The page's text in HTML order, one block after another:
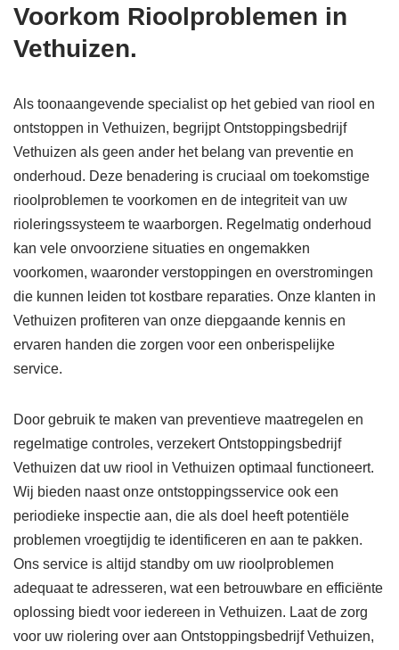
Voorkom Rioolproblemen in
Vethuizen.
Als toonaangevende specialist op het gebied van riool en
ontstoppen in Vethuizen, begrijpt Ontstoppingsbedrijf
Vethuizen als geen ander het belang van preventie en
onderhoud. Deze benadering is cruciaal om toekomstige
rioolproblemen te voorkomen en de integriteit van uw
rioleringssysteem te waarborgen. Regelmatig onderhoud
kan vele onvoorziene situaties en ongemakken
voorkomen, waaronder verstoppingen en overstromingen
die kunnen leiden tot kostbare reparaties. Onze klanten in
Vethuizen profiteren van onze diepgaande kennis en
ervaren handen die zorgen voor een onberispelijke
service.
Door gebruik te maken van preventieve maatregelen en
regelmatige controles, verzekert Ontstoppingsbedrijf
Vethuizen dat uw riool in Vethuizen optimaal functioneert.
Wij bieden naast onze ontstoppingsservice ook een
periodieke inspectie aan, die als doel heeft potentiële
problemen vroegtijdig te identificeren en aan te pakken.
Ons service is altijd standby om uw rioolproblemen
adequaat te adresseren, wat een betrouwbare en efficiënte
oplossing biedt voor iedereen in Vethuizen. Laat de zorg
voor uw riolering over aan Ontstoppingsbedrijf Vethuizen,